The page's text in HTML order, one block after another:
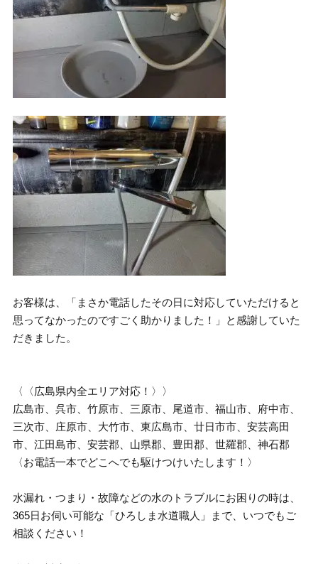
お客様は、「まさか電話したその日に対応していただけると
思ってなかったのですごく助かりました！」と感謝していた
だきました。
〈〈広島県内全エリア対応！〉〉
広島市、呉市、竹原市、三原市、尾道市、福山市、府中市、
三次市、庄原市、大竹市、東広島市、廿日市市、安芸高田
市、江田島市、安芸郡、山県郡、豊田郡、世羅郡、神石郡
〈お電話一本でどこへでも駆けつけいたします！〉
水漏れ・つまり・故障などの水のトラブルにお困りの時は、
365日お伺い可能な「ひろしま水道職人」まで、いつでもご
相談ください！